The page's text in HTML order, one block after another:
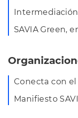
Intermediación
SAVIA Green,
Conecta con
Manifiesto